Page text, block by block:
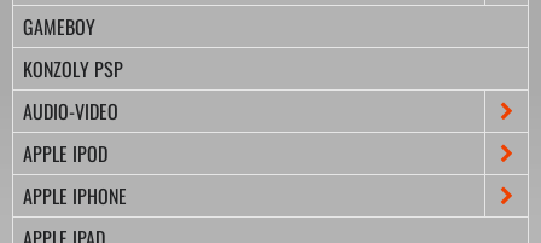
GAMEBOY
KONZOLY PSP
AUDIO-VIDEO
APPLE IPOD
APPLE IPHONE